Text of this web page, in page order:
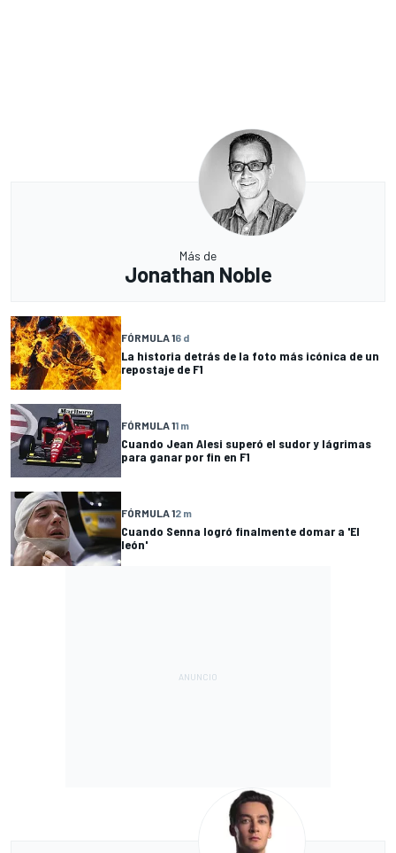
Más de
Jonathan Noble
FÓRMULA 16 d
La historia detrás de la foto más icónica de un
repostaje de F1
FÓRMULA 11 m
Cuando Jean Alesi superó el sudor y lágrimas
para ganar por fin en F1
FÓRMULA 12 m
Cuando Senna logró finalmente domar a 'El
león'